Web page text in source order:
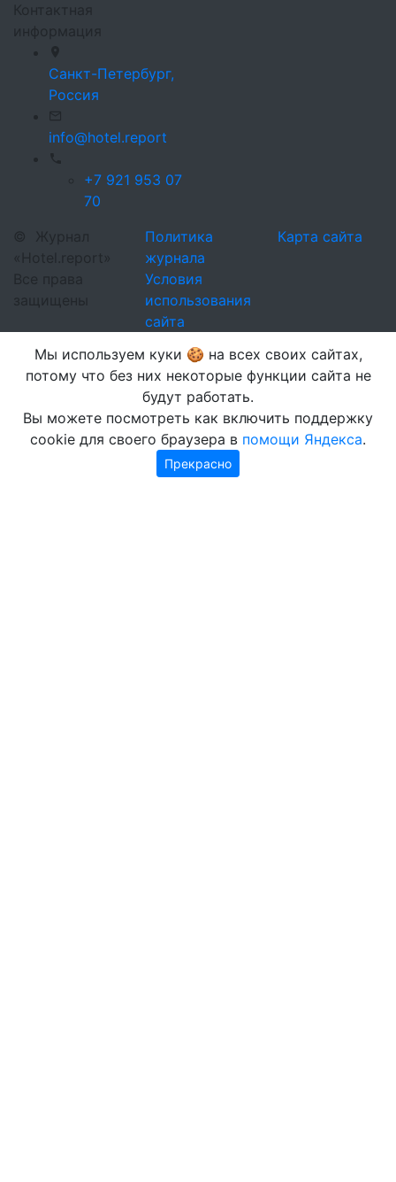
Контактная
информация
Санкт-Петербург,
Россия
info@hotel.report
+7 921 953 07
70
©
Журнал
«Hotel.report»
Все права
защищены
Политика
журнала
Условия
использования
сайта
Карта сайта
Мы используем куки 🍪 на всех своих сайтах,
потому что без них некоторые функции сайта не
будут работать.
Вы можете посмотреть как включить поддержку
cookie для своего браузера в помощи Яндекса.
Прекрасно